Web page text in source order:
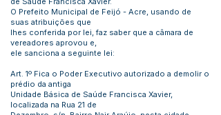
O Prefeito Municipal de Feijó - Acre, usando de
suas atribuições que
lhes conferida por lei, faz saber que a câmara de
vereadores aprovou e,
ele sanciona a seguinte lei:
Art. 1º Fica o Poder Executivo autorizado a demolir o
prédio da antiga
Unidade Básica de Saúde Francisca Xavier,
localizada na Rua 21 de